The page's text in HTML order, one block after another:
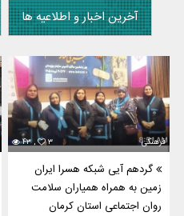
آخرین اخبار و اطلاعیه ها
۴۳ , ۳ فرهنگی
گردهم آیی شبکه هسرا ایران
زمین به همراه همیاران سلامت
روان اجتماعی استان کرمان